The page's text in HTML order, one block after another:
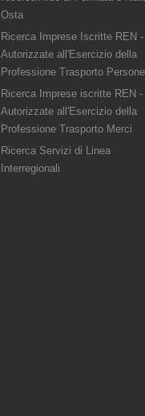
Osta
Ricerca Imprese Iscritte REN -
Autorizzate all'Esercizio della
Professione Trasporto Persone
Ricerca Imprese iscritte REN -
Autorizzate all'Esercizio della
Professione Trasporto Merci
Ricerca Servizi di Linea
Interregionali